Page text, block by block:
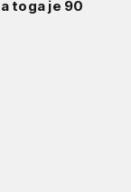
toga je 90